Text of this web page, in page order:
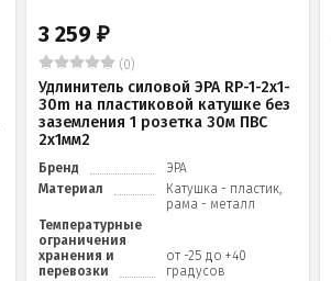
3 259₽
(0)
Удлинитель силовой ЭРА RP-1-2x1-
30m на пластиковой катушке без
заземления 1 розетка 30м ПВС
2x1мм2
Бренд
ЭРА
Материал
Катушка - пластик,
рама - металл
Температурные
ограничения
хранения и
перевозки
от -25 до +40
градусов